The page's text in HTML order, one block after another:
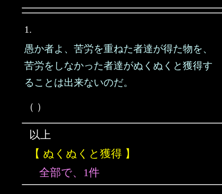
1.
愚か者よ、苦労を重ねた者達が得た物を、
苦労をしなかった者達がぬくぬくと獲得す
ることは出来ないのだ。
（ ）
以上
【 ぬくぬくと獲得 】
全部で、1件